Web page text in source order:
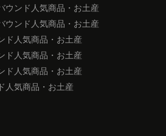
ウンド人気商品・お土産
ウンド人気商品・お土産
ド人気商品・お土産
ド人気商品・お土産
ド人気商品・お土産
人気商品・お土産